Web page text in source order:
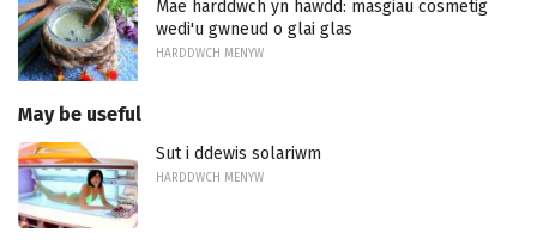
Mae harddwch yn hawdd: masgiau cosmetig
wedi'u gwneud o glai glas
HARDDWCH MENYW
May be useful
Sut i ddewis solariwm
HARDDWCH MENYW